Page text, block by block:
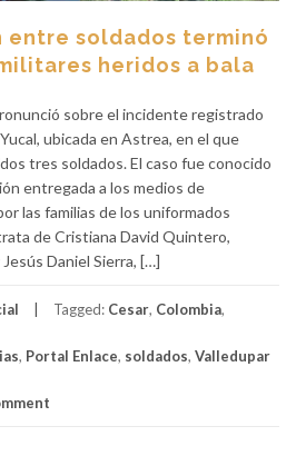
entre soldados terminó
heridos a bala
sobre el incidente registrado
ubicada en Astrea, en el que
tres soldados. El caso fue conocido
entregada a los medios de
las familias de los uniformados
de Cristiana David Quintero,
Daniel Sierra, […]
Tagged: Cesar, Colombia,
, Portal Enlace, soldados, Valledupar